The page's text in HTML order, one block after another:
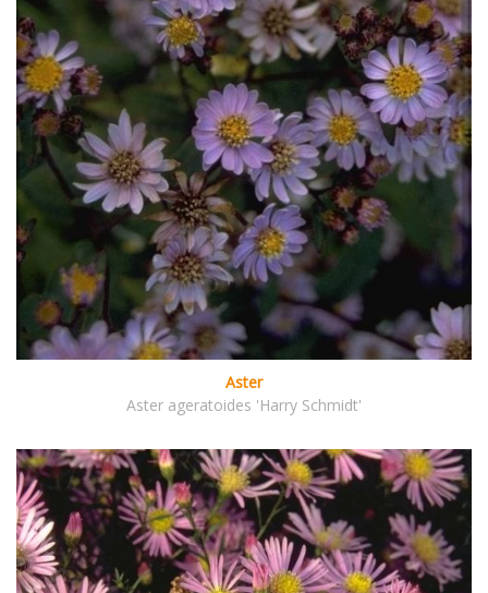
Aster
Aster ageratoides 'Harry Schmidt'